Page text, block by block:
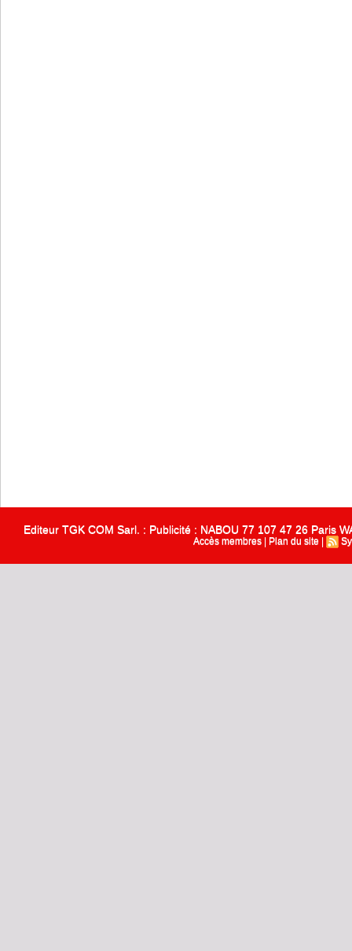
Editeur TGK COM Sarl. : Publicité : NABOU 77 107 47 26 Paris
Accès membres Plan du site